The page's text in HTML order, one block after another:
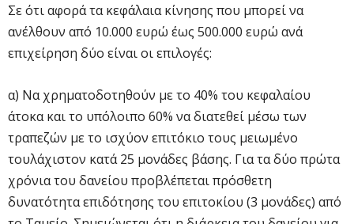
Σε ότι αφορά τα κεφάλαια κίνησης που μπορεί να
ανέλθουν από 10.000 ευρώ έως 500.000 ευρώ ανά
επιχείρηση δύο είναι οι επιλογές:
α) Να χρηματοδοτηθούν με το 40% του κεφαλαίου
άτοκα και το υπόλοιπο 60% να διατεθεί μέσω των
τραπεζών με το ισχύον επιτόκιο τους μειωμένο
τουλάχιστον κατά 25 μονάδες βάσης. Για τα δύο πρώτα
χρόνια του δανείου προβλέπεται πρόσθετη
δυνατότητα επιδότησης του επιτοκίου (3 μονάδες) από